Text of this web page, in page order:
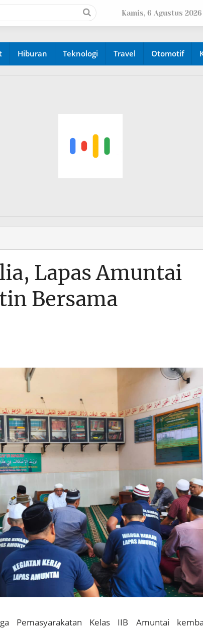
Kamis, 6 Agustus 2026
Hiburan Teknologi Travel Otomotif
Lapas Amuntai
Bersama
Pemasyarakatan Kelas IIB Amuntai